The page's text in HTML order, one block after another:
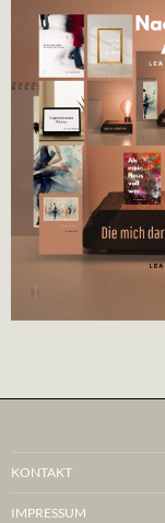
KONTAKT
IMPRESSUM